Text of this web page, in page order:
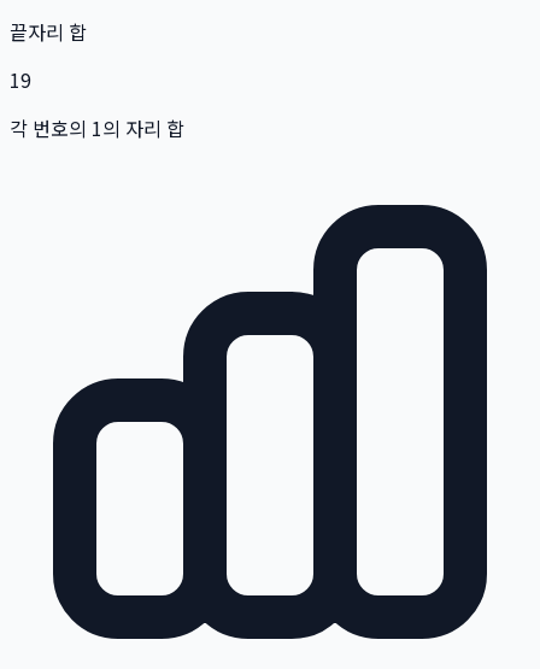
끝자리 합
19
각 번호의 1의 자리 합